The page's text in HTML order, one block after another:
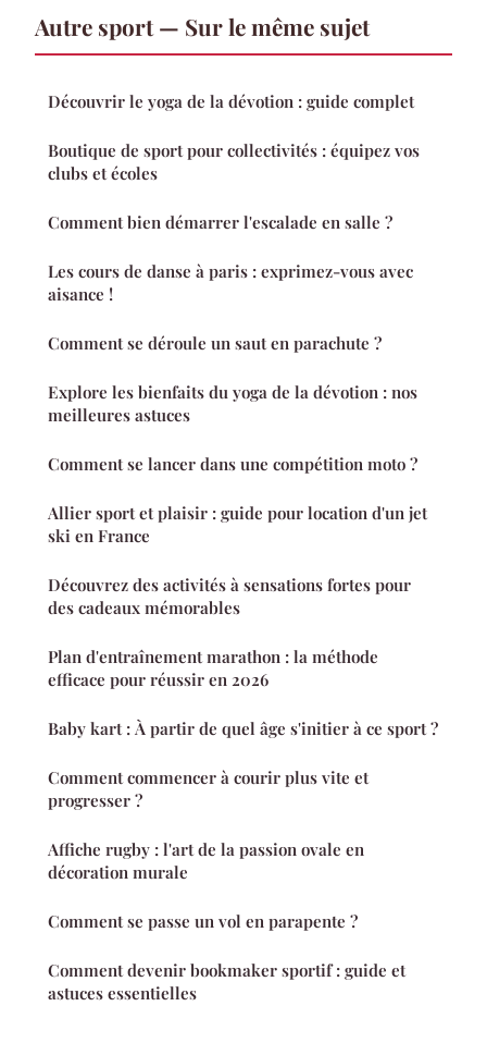
Autre sport — Sur le même sujet
Découvrir le yoga de la dévotion : guide complet
Boutique de sport pour collectivités : équipez vos
clubs et écoles
Comment bien démarrer l'escalade en salle ?
Les cours de danse à paris : exprimez-vous avec
aisance !
Comment se déroule un saut en parachute ?
Explore les bienfaits du yoga de la dévotion : nos
meilleures astuces
Comment se lancer dans une compétition moto ?
Allier sport et plaisir : guide pour location d'un jet
ski en France
Découvrez des activités à sensations fortes pour
des cadeaux mémorables
Plan d'entraînement marathon : la méthode
efficace pour réussir en 2026
Baby kart : À partir de quel âge s'initier à ce sport ?
Comment commencer à courir plus vite et
progresser ?
Affiche rugby : l'art de la passion ovale en
décoration murale
Comment se passe un vol en parapente ?
Comment devenir bookmaker sportif : guide et
astuces essentielles